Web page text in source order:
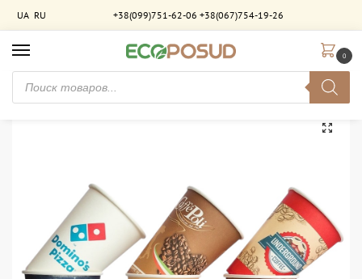
UA RU +38(099)751-62-06 +38(067)754-19-26
0
Главная / Брендирование Бумажные однослойные стаканы с брендированием